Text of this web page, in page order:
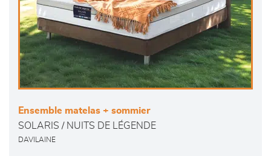
Ensemble matelas + sommier
SOLARIS / NUITS DE LÉGENDE
DAVILAINE